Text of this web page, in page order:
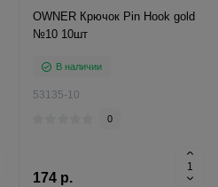
OWNER Крючок Pin Hook gold
№10 10шт
В наличии
53135-10
0
174 р.